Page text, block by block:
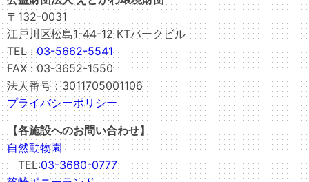
〒132-0031
江戸川区松島1-44-12 KTパークビル
TEL :03-5662-5541
FAX : 03-3652-1550
法人番号：3011705001106
プライバシーポリシー
【各施設へのお問い合わせ】
自然動物園
TEL:03-3680-0777